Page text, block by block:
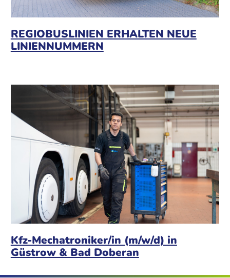
REGIOBUSLINIEN ERHALTEN NEUE
LINIENNUMMERN
Kfz-Mechatroniker/in (m/w/d) in
Güstrow & Bad Doberan